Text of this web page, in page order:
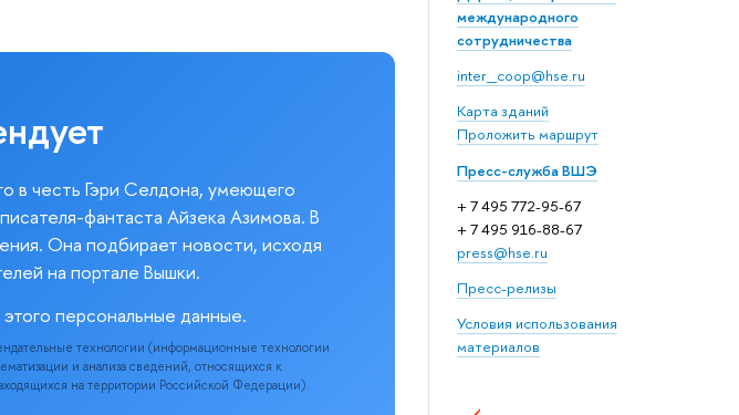
международного
сотрудничества
inter_coop@hse.ru
Карта зданий
Проложить маршрут
Пресс-служба ВШЭ
+ 7 495 772-95-67
+ 7 495 916-88-67
press@hse.ru
Пресс-релизы
Условия использования
материалов
в честь Гэри Селдона, умеющего
фантаста Айзека Азимова. В
Она подбирает новости, исходя
на портале Вышки.
персональные данные.
технологии (информационные технологии
и анализа сведений, относящихся к
на территории Российской Федерации).